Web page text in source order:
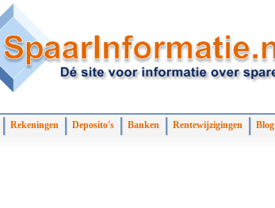
Rekeningen Deposito's Banken Rentewijzigingen Blog